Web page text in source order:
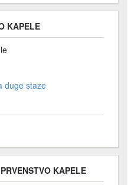
KAPELE
duge staze
KAPELE